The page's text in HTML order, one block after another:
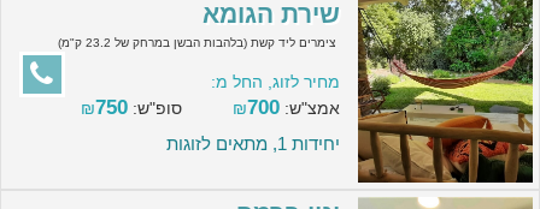
שירת הגומא
צימרים ליד קשת (בלהבות הבשן במרחק של 23.2 ק"מ)
מחיר לזוג, החל מ:
אמצ"ש:
₪700 סופ"ש: ₪750
יחידות 1, מתאים לזוגות